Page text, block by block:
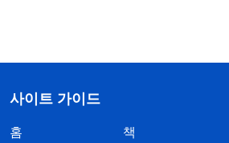
사이트 가이드
홈 책